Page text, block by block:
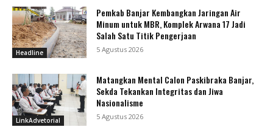
Headline
Pemkab Banjar Kembangkan Jaringan Air
Minum untuk MBR, Komplek Arwana 17 Jadi
Salah Satu Titik Pengerjaan
5 Agustus 2026
LinkAdvetorial
Matangkan Mental Calon Paskibraka Banjar,
Sekda Tekankan Integritas dan Jiwa
Nasionalisme
5 Agustus 2026